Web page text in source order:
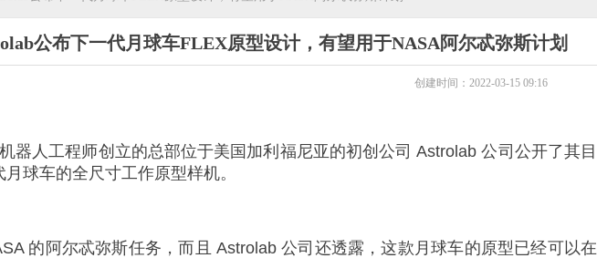
公布下一代月球车FLEX原型设计，有望用于NASA阿尔忒弥斯计划
创建时间： 2022-03-15 09:16
器人工程师创立的总部位于美国加利福尼亚的初创公司 Astrolab 公司公开了其目
球车的全尺寸工作原型样机。
的阿尔忒弥斯任务，而且 Astrolab 公司还透露，这款月球车的原型已经可以在